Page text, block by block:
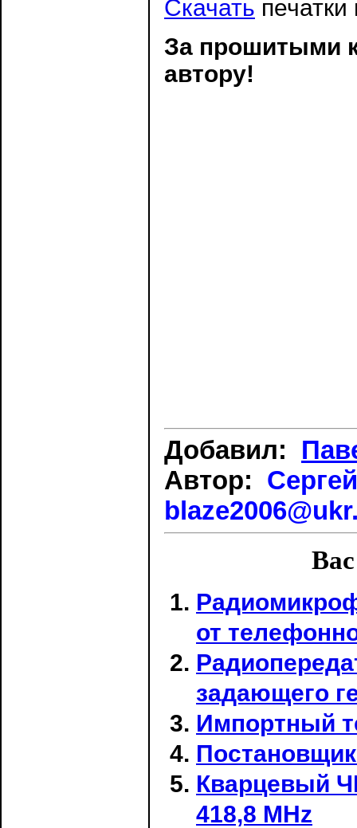
Скачать
За прошитыми
автору!
Добавил:
Автор:
от
задающего
Импортный
Кварцевый
418,8 MHz